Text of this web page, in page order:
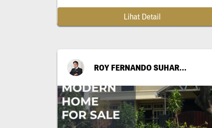
Lihat Detail
ROY FERNANDO SUHARTONO